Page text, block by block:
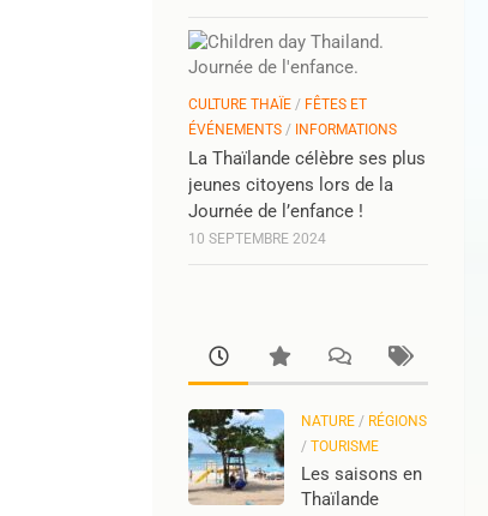
CULTURE THAÏE / FÊTES ET
ÉVÉNEMENTS / INFORMATIONS
La Thaïlande célèbre ses plus
jeunes citoyens lors de la
Journée de l’enfance !
10 SEPTEMBRE 2024
NATURE / RÉGIONS
/ TOURISME
Les saisons en
Thaïlande